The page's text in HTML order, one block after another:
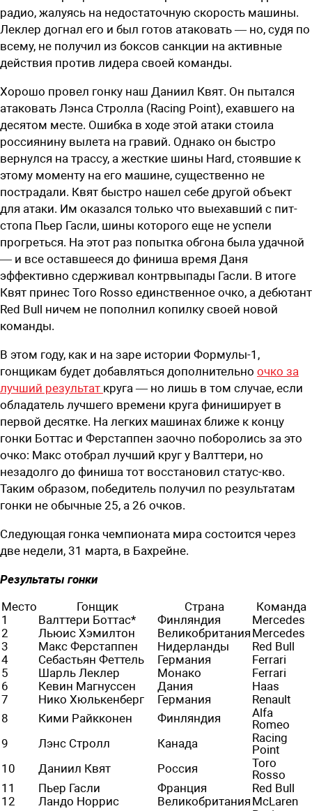
радио, жалуясь на недостаточную скорость машины.
Леклер догнал его и был готов атаковать — но, судя по
всему, не получил из боксов санкции на активные
действия против лидера своей команды.
Хорошо провел гонку наш Даниил Квят. Он пытался
атаковать Лэнса Стролла (Racing Point), ехавшего на
десятом месте. Ошибка в ходе этой атаки стоила
россиянину вылета на гравий. Однако он быстро
вернулся на трассу, а жесткие шины Hard, стоявшие к
этому моменту на его машине, существенно не
пострадали. Квят быстро нашел себе другой объект
для атаки. Им оказался только что выехавший с пит-
стопа Пьер Гасли, шины которого еще не успели
прогреться. На этот раз попытка обгона была удачной
— и все оставшееся до финиша время Даня
эффективно сдерживал контрвыпады Гасли. В итоге
Квят принес Toro Rosso единственное очко, а дебютант
Red Bull ничем не пополнил копилку своей новой
команды.
В этом году, как и на заре истории Формулы-1,
гонщикам будет добавляться дополнительно очко за
лучший результат круга — но лишь в том случае, если
обладатель лучшего времени круга финиширует в
первой десятке. На легких машинах ближе к концу
гонки Боттас и Ферстаппен заочно поборолись за это
очко: Макс отобрал лучший круг у Валттери, но
незадолго до финиша тот восстановил статус-кво.
Таким образом, победитель получил по результатам
гонки не обычные 25, а 26 очков.
Следующая гонка чемпионата мира состоится через
две недели, 31 марта, в Бахрейне.
Результаты гонки
Место
Гонщик Страна
Команда
1
Валттери Боттас* Финляндия
Mercedes
2
Льюис Хэмилтон Великобритания Mercedes
3
Макс Ферстаппен Нидерланды
Red Bull
4
Себастьян Феттель Германия
Ferrari
5
Шарль Леклер Монако
Ferrari
6
Кевин Магнуссен Дания
Haas
7
Нико Хюлькенберг Германия
Renault
8
Кими Райкконен Финляндия
Alfa
Romeo
9
Лэнс Стролл Канада
Racing
Point
10
Даниил Квят Россия
Toro
Rosso
11
Пьер Гасли Франция
Red Bull
12
Ландо Норрис Великобритания McLaren